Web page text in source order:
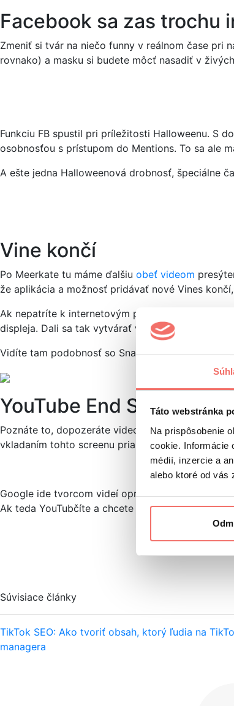
Táto webstránka
Na prispôsobenie
cookie. Informácie
médií, inzercie a
alebo ktoré od vás
Facebook sa zas trochu
Zmeniť si tvár na niečo funny v reálnom čase pri
rovnako) a masku si budete môcť nasadiť v
Funkciu FB spustil pri príležitosti Halloweenu. S
osobnosťou s prístupom do Mentions. To sa ale
A ešte jedna Halloweenová drobnosť, špeciálne
Vine končí
Po Meerkate tu máme ďalšiu obeť videom
že aplikácia a možnosť pridávať nové Vines
Ak nepatríte k internetovým pamätníkom či
displeja. Dali sa tak vytvárať videá „postrihané“
Vidíte tam podobnosť so Snapchatom či novším
YouTube End Screens
Poznáte to, dopozeráte video a na posledných
vkladaním tohto screenu priamo do videa a
Google ide tvorcom videí oproti a jeho End
Ak teda YouTubčíte a chcete divákov viesť cez
Súvisiace články
TikTok SEO: Ako tvoriť obsah, ktorý ľudia na
managera